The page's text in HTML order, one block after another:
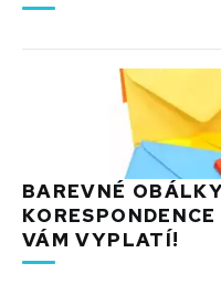
BAREVNÉ
VÁM VYPLATÍ!